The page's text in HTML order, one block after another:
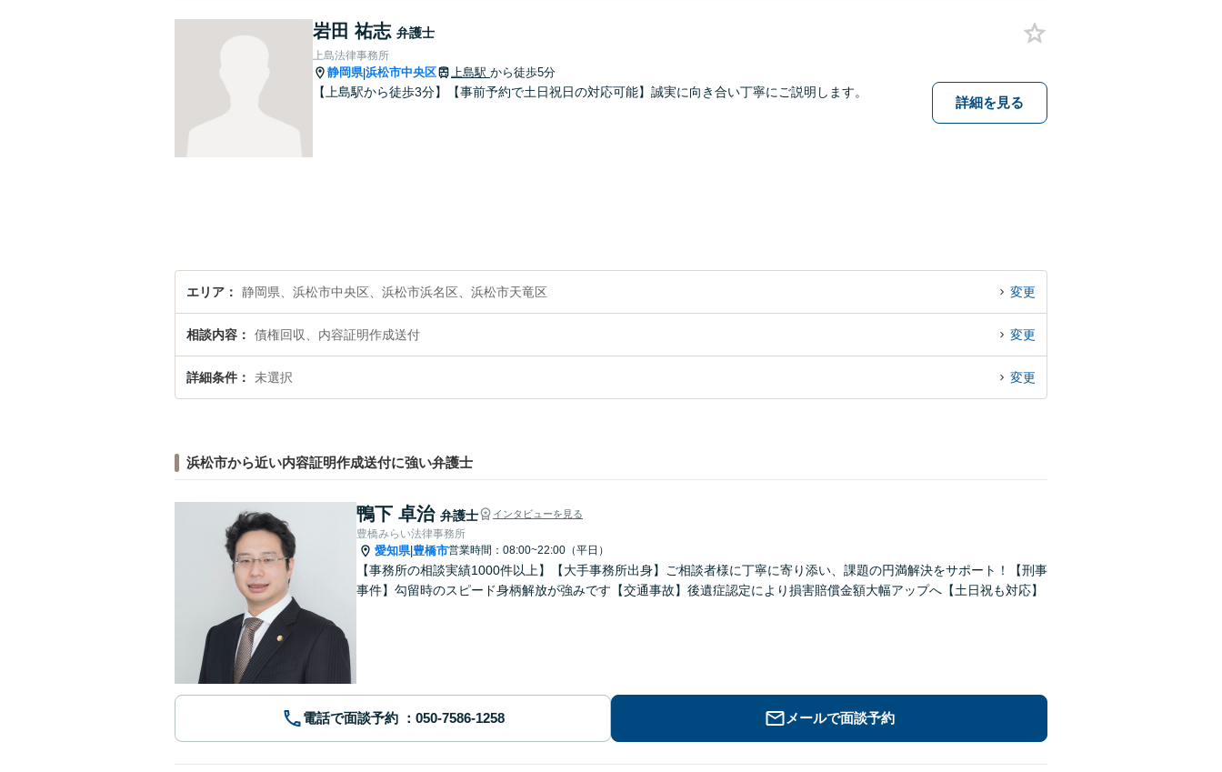
岩田 祐志 弁護士
上島法律事務所
静岡県|浜松市中央区 上島駅 から徒歩5分
【上島駅から徒歩3分】【事前予約で土日祝日の対応可能】誠実に向き合い丁寧にご説明します。
詳細を見る
エリア 静岡県、浜松市中央区、浜松市浜名区、浜松市天竜区 変更
相談内容 債権回収、内容証明作成送付 変更
詳細条件 未選択 変更
浜松市から近い内容証明作成送付に強い弁護士
鴨下 卓治 弁護士 インタビューを見る
豊橋みらい法律事務所
愛知県| 豊橋市営業時間：08:00~22:00（平日）
【事務所の相談実績1000件以上】【大手事務所出身】ご相談者様に丁寧に寄り添い、課題の円満解決をサポート！【刑事
事件】勾留時のスピード身柄解放が強みです【交通事故】後遺症認定により損害賠償金額大幅アップへ【土日祝も対応】
電話で面談予約 メールで面談予約